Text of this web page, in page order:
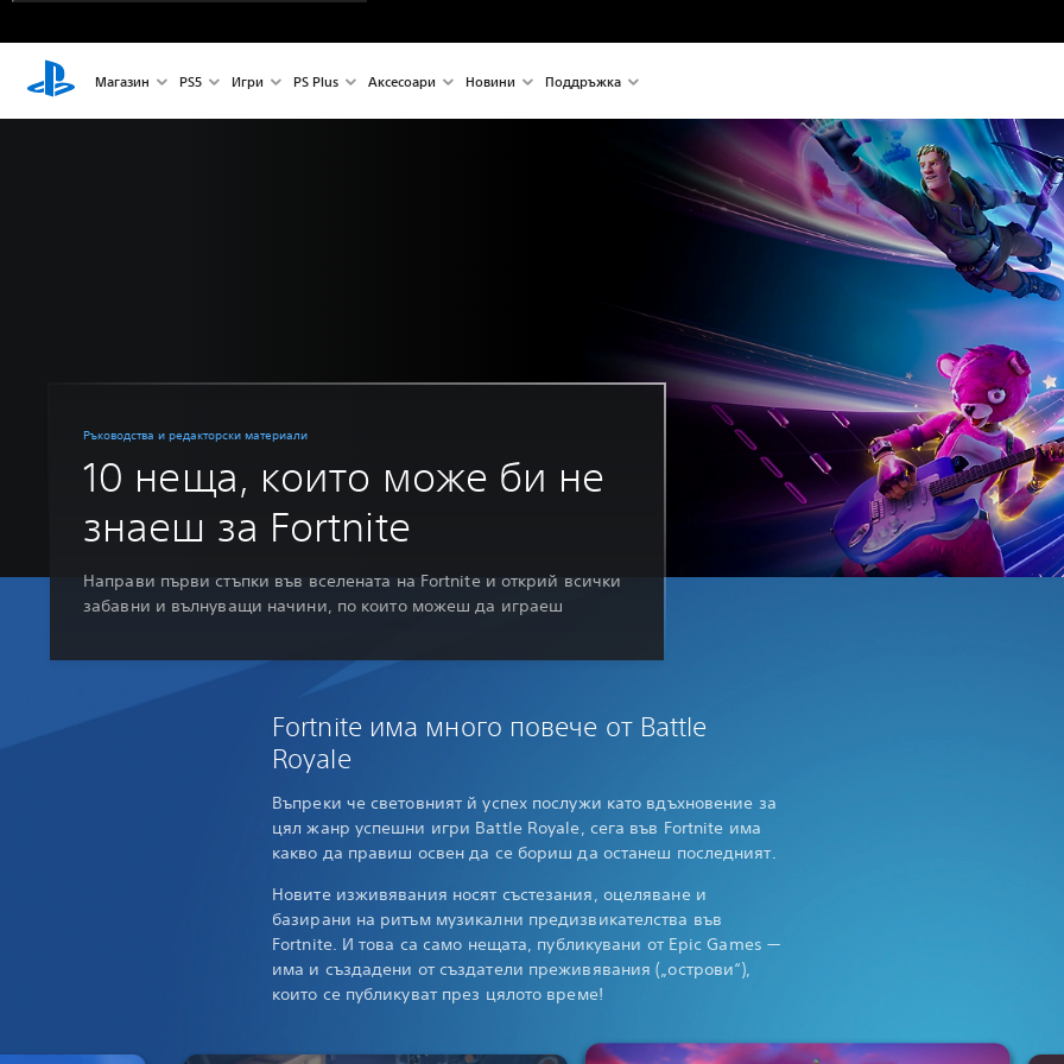
Магазин PS5 Игри PS Plus Аксесоари Новини Поддръжка
Ръководства и редакторски материали
10 неща, които може би не
знаеш за Fortnite
Направи първи стъпки във вселената на Fortnite и открий всички
забавни и вълнуващи начини, по които можеш да играеш
Fortnite има много повече от Battle
Royale
Въпреки че световният й успех послужи като вдъхновение за
цял жанр успешни игри Battle Royale, сега във Fortnite има
какво да правиш освен да се бориш да останеш последният.
Новите изживявания носят състезания, оцеляване и
базирани на ритъм музикални предизвикателства във
Fortnite. И това са само нещата, публикувани от Epic Games —
има и създадени от създатели преживявания („острови“),
които се публикуват през цялото време!